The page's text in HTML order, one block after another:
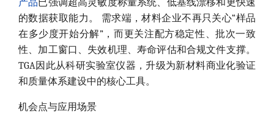
产品已强调超高灵敏度称量系统、低基线漂移和更快速
的数据获取能力。 需求端，材料企业不再只关心“样品
在多少度开始分解”，而更关注配方稳定性、批次一致
性、加工窗口、失效机理、寿命评估和合规文件支撑。
TGA因此从科研实验室仪器，升级为新材料商业化验证
和质量体系建设中的核心工具。
机会点与应用场景